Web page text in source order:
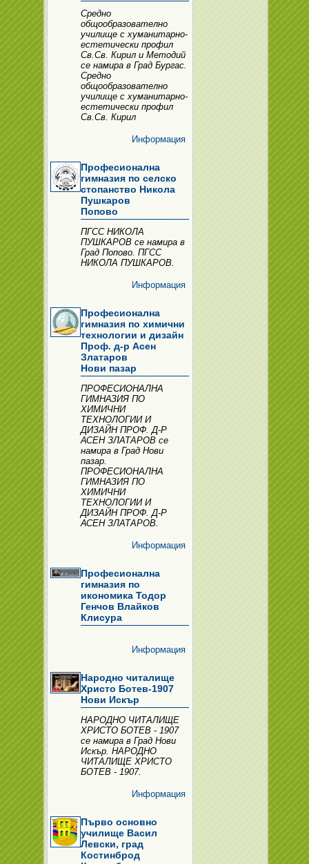
Средно
общообразователно
училище с хуманитарно-
естетически профил
Св.Св. Кирил и Методий
се намира в Град Бургас.
Средно
общообразователно
училище с хуманитарно-
естетически профил
Св.Св. Кирил
Информация
Професионална
гимназия по селско
стопанство Никола
Пушкаров
Попово
ПГСС НИКОЛА
ПУШКАРОВ се намира в
Град Попово. ПГСС
НИКОЛА ПУШКАРОВ.
Информация
Професионална
гимназия по химични
технологии и дизайн
Проф. д-р Асен
Златаров
Нови пазар
ПРОФЕСИОНАЛНА
ГИМНАЗИЯ ПО
ХИМИЧНИ
ТЕХНОЛОГИИ И
ДИЗАЙН ПРОФ. Д-Р
АСЕН ЗЛАТАРОВ се
намира в Град Нови
пазар.
ПРОФЕСИОНАЛНА
ГИМНАЗИЯ ПО
ХИМИЧНИ
ТЕХНОЛОГИИ И
ДИЗАЙН ПРОФ. Д-Р
АСЕН ЗЛАТАРОВ.
Информация
Професионална
гимназия по
икономика Тодор
Генчов Влайков
Клисура
Информация
Народно читалище
Христо Ботев-1907
Нови Искър
НАРОДНО ЧИТАЛИЩЕ
ХРИСТО БОТЕВ - 1907
се намира в Град Нови
Искър. НАРОДНО
ЧИТАЛИЩЕ ХРИСТО
БОТЕВ - 1907.
Информация
Първо основно
училище Васил
Левски, град
Костинброд